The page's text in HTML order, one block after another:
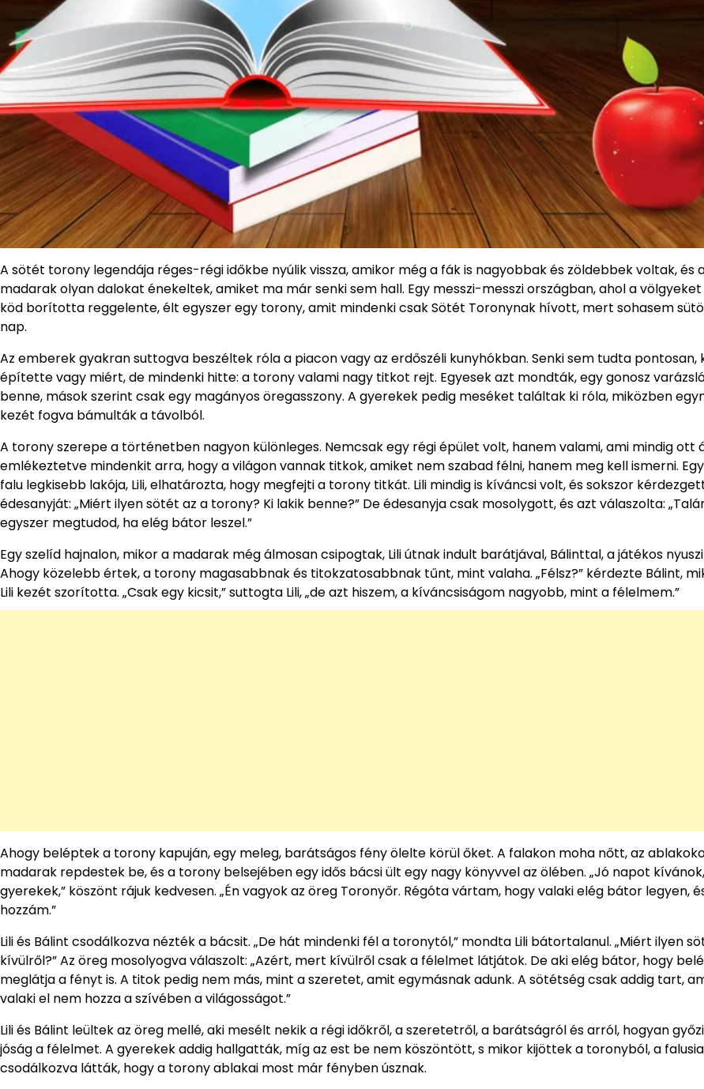
A sötét torony legendája réges-régi időkbe nyúlik vissza, amikor még a fák is nagyobbak és zöldebbek voltak, és
madarak olyan dalokat énekeltek, amiket ma már senki sem hall. Egy messzi-messzi országban, ahol a
köd borította reggelente, élt egyszer egy torony, amit mindenki csak Sötét Toronynak hívott, mert sohasem
nap.
Az emberek gyakran suttogva beszéltek róla a piacon vagy az erdőszéli kunyhókban. Senki sem tudta pontosan,
építette vagy miért, de mindenki hitte: a torony valami nagy titkot rejt. Egyesek azt mondták, egy gonosz
benne, mások szerint csak egy magányos öregasszony. A gyerekek pedig meséket találtak ki róla, miközben
kezét fogva bámulták a távolból.
A torony szerepe a történetben nagyon különleges. Nemcsak egy régi épület volt, hanem valami, ami mindig ott
emlékeztetve mindenkit arra, hogy a világon vannak titkok, amiket nem szabad félni, hanem meg kell ismerni.
falu legkisebb lakója, Lili, elhatározta, hogy megfejti a torony titkát. Lili mindig is kíváncsi volt, és sokszor
édesanyját: „Miért ilyen sötét az a torony? Ki lakik benne?” De édesanyja csak mosolygott, és azt válaszolta:
egyszer megtudod, ha elég bátor leszel.”
Egy szelíd hajnalon, mikor a madarak még álmosan csipogtak, Lili útnak indult barátjával, Bálinttal, a játékos
Ahogy közelebb értek, a torony magasabbnak és titokzatosabbnak tűnt, mint valaha. „Félsz?” kérdezte Bálint,
Lili kezét szorította. „Csak egy kicsit,” suttogta Lili, „de azt hiszem, a kíváncsiságom nagyobb, mint a félelmem.”
Ahogy beléptek a torony kapuján, egy meleg, barátságos fény ölelte körül őket. A falakon moha nőtt, az
madarak repdestek be, és a torony belsejében egy idős bácsi ült egy nagy könyvvel az ölében. „Jó napot kívánok,
gyerekek,” köszönt rájuk kedvesen. „Én vagyok az öreg Toronyőr. Régóta vártam, hogy valaki elég bátor legyen,
hozzám.”
Lili és Bálint csodálkozva nézték a bácsit. „De hát mindenki fél a toronytól,” mondta Lili bátortalanul. „Miért ilyen
kívülről?” Az öreg mosolyogva válaszolt: „Azért, mert kívülről csak a félelmet látjátok. De aki elég bátor, hogy
meglátja a fényt is. A titok pedig nem más, mint a szeretet, amit egymásnak adunk. A sötétség csak addig tart,
valaki el nem hozza a szívében a világosságot.”
Lili és Bálint leültek az öreg mellé, aki mesélt nekik a régi időkről, a szeretetről, a barátságról és arról, hogyan
jóság a félelmet. A gyerekek addig hallgatták, míg az est be nem köszöntött, s mikor kijöttek a toronyból, a
csodálkozva látták, hogy a torony ablakai most már fényben úsznak.